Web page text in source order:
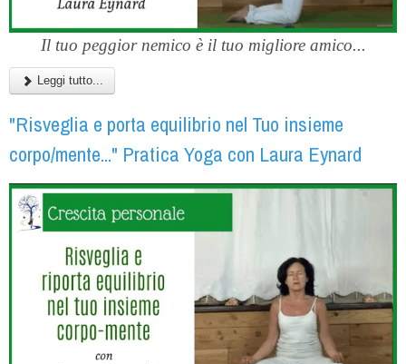
Il tuo peggior nemico è il tuo migliore amico...
Leggi tutto...
"Risveglia e porta equilibrio nel Tuo insieme
corpo/mente..." Pratica Yoga con Laura Eynard